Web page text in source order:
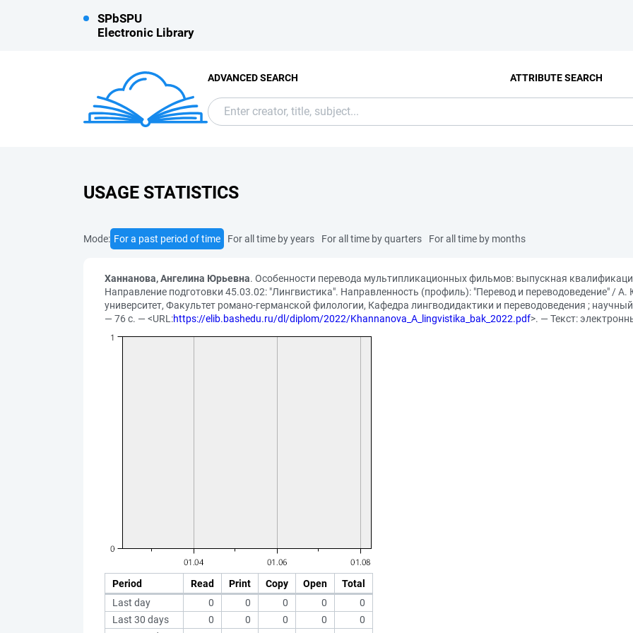
SPbSPU
Electronic Library
ADVANCED SEARCH ATTRIBUTE SEARCH
USAGE STATISTICS
Mode: For a past period of time For all time by years For all time by quarters For all time by months
Ханнанова, Ангелина Юрьевна. Особенности перевода мультипликационных фильмов: выпускная
Направление подготовки 45.03.02: "Лингвистика". Направленность (профиль): "Перевод и переводоведение" /
университет, Факультет романо-германской филологии, Кафедра лингводидактики и переводоведения ;
— 76 с. — <URL:https://elib.bashedu.ru/dl/diplom/2022/Khannanova_A_lingvistika_bak_2022.pdf>. — Текст:
Period Read Print Copy Open
Total
Last day
0 0 0 0
0
Last 30 days
0 0 0 0
0